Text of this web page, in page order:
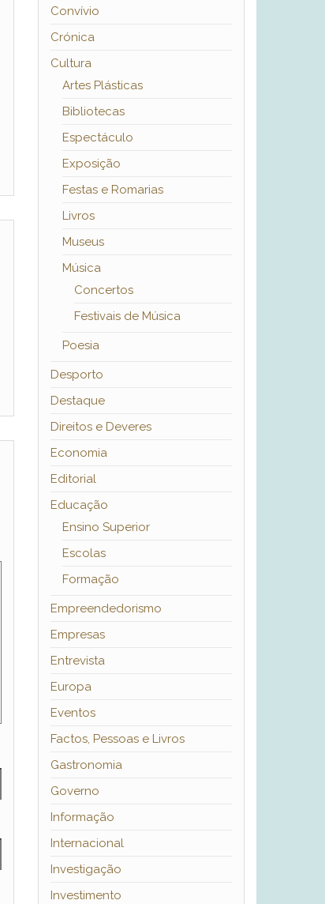
Convívio
Crónica
Cultura
Artes Plásticas
Bibliotecas
Espectáculo
Exposição
Festas e Romarias
Livros
Museus
Música
Concertos
Festivais de Música
Poesia
Desporto
Destaque
Direitos e Deveres
Economia
Editorial
Educação
Ensino Superior
Escolas
Formação
Empreendedorismo
Empresas
Entrevista
Europa
Eventos
Factos, Pessoas e Livros
Gastronomia
Governo
Informação
Internacional
Investigação
Investimento